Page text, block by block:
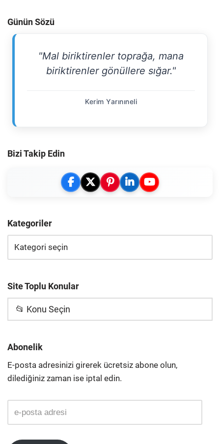
Günün Sözü
"Mal biriktirenler toprağa, mana
biriktirenler gönüllere sığar."
Kerim Yarınıneli
Bizi Takip Edin
Kategoriler
Site Toplu Konular
📂 Konu Seçin
Abonelik
E-posta adresinizi girerek ücretsiz abone olun,
dilediğiniz zaman ise iptal edin.